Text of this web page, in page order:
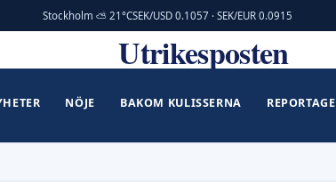
Stockholm ⛅ 21°CSEK/USD 0.1057 · SEK/EUR 0.0915
Utrikesposten
NÖJE BAKOM KULISSERNA REPORTAGE